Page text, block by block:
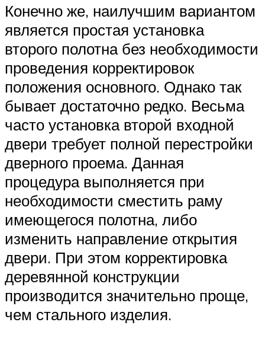
Конечно же, наилучшим вариантом
является простая установка
второго полотна без необходимости
проведения корректировок
положения основного. Однако так
бывает достаточно редко. Весьма
часто установка второй входной
двери требует полной перестройки
дверного проема. Данная
процедура выполняется при
необходимости сместить раму
имеющегося полотна, либо
изменить направление открытия
двери. При этом корректировка
деревянной конструкции
производится значительно проще,
чем стального изделия.